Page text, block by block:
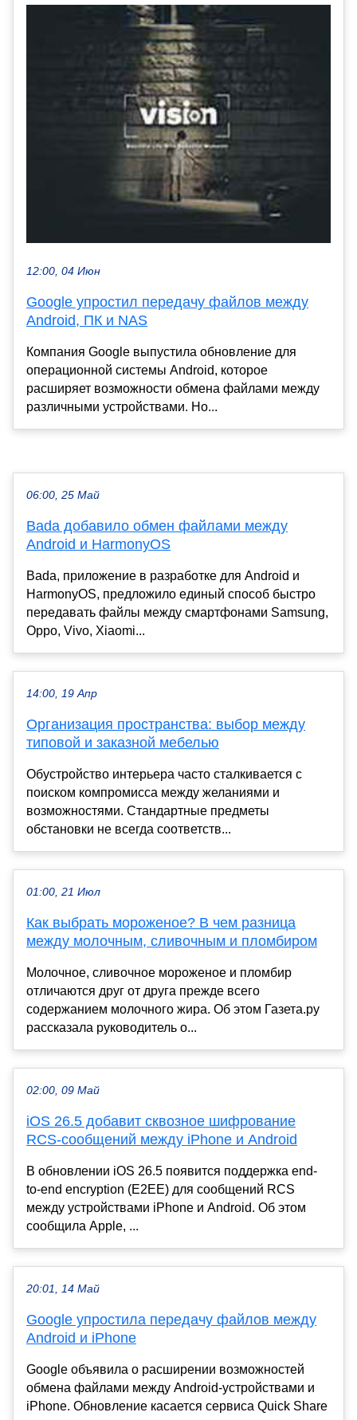
12:00, 04 Июн
Google упростил передачу файлов между
Android, ПК и NAS
Компания Google выпустила обновление для
операционной системы Android, которое
расширяет возможности обмена файлами между
различными устройствами. Но...
06:00, 25 Май
Bada добавило обмен файлами между
Android и HarmonyOS
Bada, приложение в разработке для Android и
HarmonyOS, предложило единый способ быстро
передавать файлы между смартфонами Samsung,
Oppo, Vivo, Xiaomi...
14:00, 19 Апр
Организация пространства: выбор между
типовой и заказной мебелью
Обустройство интерьера часто сталкивается с
поиском компромисса между желаниями и
возможностями. Стандартные предметы
обстановки не всегда соответств...
01:00, 21 Июл
Как выбрать мороженое? В чем разница
между молочным, сливочным и пломбиром
Молочное, сливочное мороженое и пломбир
отличаются друг от друга прежде всего
содержанием молочного жира. Об этом Газета.ру
рассказала руководитель о...
02:00, 09 Май
iOS 26.5 добавит сквозное шифрование
RCS-сообщений между iPhone и Android
В обновлении iOS 26.5 появится поддержка end-
to-end encryption (E2EE) для сообщений RCS
между устройствами iPhone и Android. Об этом
сообщила Apple, ...
20:01, 14 Май
Google упростила передачу файлов между
Android и iPhone
Google объявила о расширении возможностей
обмена файлами между Android-устройствами и
iPhone. Обновление касается сервиса Quick Share